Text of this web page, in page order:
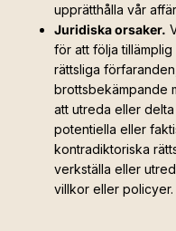
upprätthålla vår
Juridiska orsaker.
för att följa
rättsliga
brottsbekämpande
att utreda eller
potentiella eller
kontradiktoriska
verkställa eller
villkor eller policyer.